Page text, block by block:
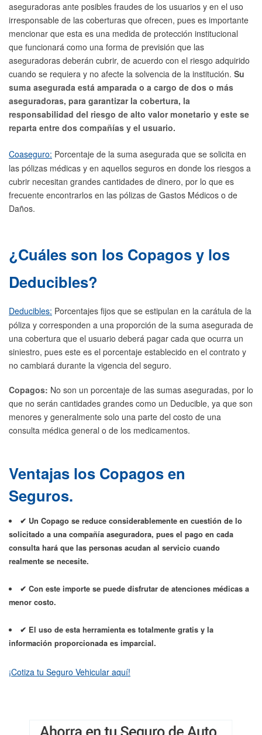
aseguradoras ante posibles fraudes de los usuarios y en el uso
irresponsable de las coberturas que ofrecen, pues es importante
mencionar que esta es una medida de protección institucional
que funcionará como una forma de previsión que las
aseguradoras deberán cubrir, de acuerdo con el riesgo adquirido
cuando se requiera y no afecte la solvencia de la institución. Su
suma asegurada está amparada o a cargo de dos o más
aseguradoras, para garantizar la cobertura, la
responsabilidad del riesgo de alto valor monetario y este se
reparta entre dos compañías y el usuario.
Coaseguro: Porcentaje de la suma asegurada que se solicita en
las pólizas médicas y en aquellos seguros en donde los riesgos a
cubrir necesitan grandes cantidades de dinero, por lo que es
frecuente encontrarlos en las pólizas de Gastos Médicos o de
Daños.
¿Cuáles son los Copagos y los
Deducibles?
Deducibles: Porcentajes fijos que se estipulan en la carátula de la
póliza y corresponden a una proporción de la suma asegurada de
una cobertura que el usuario deberá pagar cada que ocurra un
siniestro, pues este es el porcentaje establecido en el contrato y
no cambiará durante la vigencia del seguro.
Copagos: No son un porcentaje de las sumas aseguradas, por lo
que no serán cantidades grandes como un Deducible, ya que son
menores y generalmente solo una parte del costo de una
consulta médica general o de los medicamentos.
Ventajas los Copagos en
Seguros.
✔ Un Copago se reduce considerablemente en cuestión de lo
solicitado a una compañía aseguradora, pues el pago en cada
consulta hará que las personas acudan al servicio cuando
realmente se necesite.
✔ Con este importe se puede disfrutar de atenciones médicas a
menor costo.
✔ El uso de esta herramienta es totalmente gratis y la
información proporcionada es imparcial.
¡Cotiza tu Seguro Vehicular aquí!